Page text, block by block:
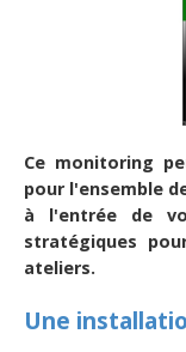
Ce monitoring
pour l'ensemble
à l'entrée de
stratégiques
ateliers.
Une